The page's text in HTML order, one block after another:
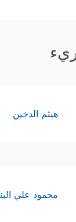
والسخرية
سُوۤءُ ٱلۡحِسَابِ
سَلَـٰمٌ عَلَیۡكُم
هيثم الدخين
محمود علي